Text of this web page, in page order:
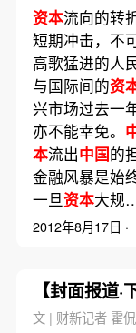
资本流向的转
短期冲击，不
高歌猛进的人
与国际间的资
兴市场过去一
亦不能幸免。
本流出中国的
金融风暴是始
一旦资本大
2012年8月17日 ·
【封面报道
文 | 财新记者 霍